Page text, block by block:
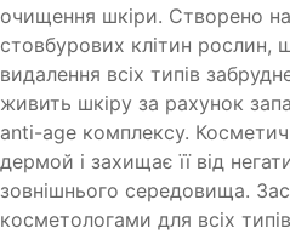
очищення шкіри. Створено на
стовбурових клітин рослин,
видалення всіх типів
живить шкіру за рахунок
anti-age комплексу.
дермой і захищає її від
зовнішнього середовища.
косметологами для всіх